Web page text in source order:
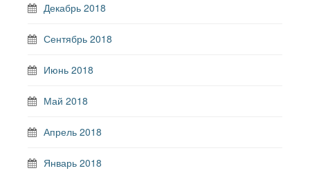
Декабрь 2018
Сентябрь 2018
Июнь 2018
Май 2018
Апрель 2018
Январь 2018